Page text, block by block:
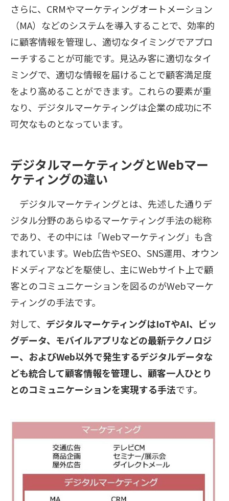
さらに、CRMやマーケティングオートメーション
（MA）などのシステムを導入することで、効率的
に顧客情報を管理し、適切なタイミングでアプロ
ーチすることが可能です。見込み客に適切なタイ
ミングで、適切な情報を届けることで顧客満足度
をより高めることができます。これらの要素が重
なり、デジタルマーケティングは企業の成功に不
可欠なものとなっています。
デジタルマーケティングとWebマー
ケティングの違い
デジタルマーケティングとは、先述した通りデ
ジタル分野のあらゆるマーケティング手法の総称
であり、その中には「Webマーケティング」も含
まれています。Web広告やSEO、SNS運用、オウン
ドメディアなどを駆使し、主にWebサイト上で顧
客とのコミュニケーションを図るのがWebマーケ
ティングの手法です。
対して、 デジタルマーケティングはIoTやAI、ビッ
グデータ、モバイルアプリなどの最新テクノロジ
ー、およびWeb以外で発生するデジタルデータな
ども統合して顧客情報を管理し、顧客一人ひとり
とのコミュニケーションを実現する手法です。